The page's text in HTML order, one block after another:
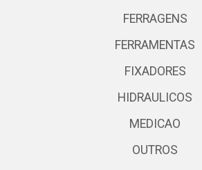
FERRAGENS
FERRAMENTAS
FIXADORES
HIDRAULICOS
MEDICAO
OUTROS